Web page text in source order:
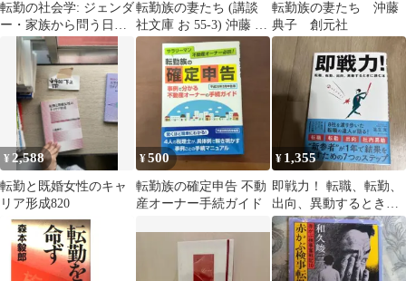
転勤の社会学: ジェンダ
ー・家族から問う日本
的雇用システム
転勤族の妻たち (講談
社文庫 お 55-3) 沖藤 典
子_02
転勤族の妻たち 沖藤
典子 創元社
¥2,588
転勤と既婚女性のキャ
リア形成820
¥500
転勤族の確定申告 不動
産オーナー手続ガイド
¥ 1,355
即戦力！ 転職、転勤、
出向、異動するときに
読む本 足立光 新品同
様